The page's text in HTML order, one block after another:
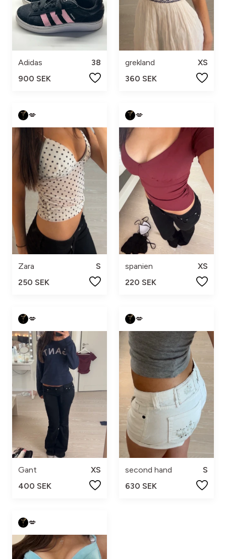
Adidas
38
900 SEK
grekland
XS
360 SEK
💋
Zara
S
250 SEK
💋
spanien
XS
220 SEK
💋
Gant
XS
400 SEK
💋
second hand
S
630 SEK
💋